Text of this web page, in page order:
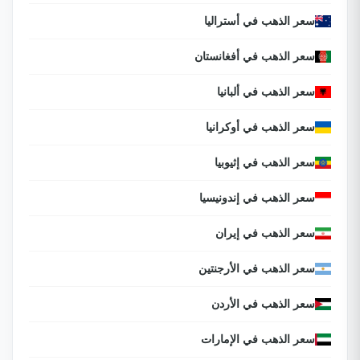
سعر الذهب في أستراليا
سعر الذهب في أفغانستان
سعر الذهب في ألبانيا
سعر الذهب في أوكرانيا
سعر الذهب في إثيوبيا
سعر الذهب في إندونيسيا
سعر الذهب في إيران
سعر الذهب في الأرجنتين
سعر الذهب في الأردن
سعر الذهب في الإمارات